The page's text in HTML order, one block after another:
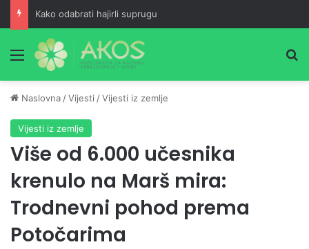
Kako odabrati hajirli suprugu
Meni
Naslovna /Vijesti /Vijesti iz zemlje
Vijesti iz zemlje
Više od 6.000 učesnika
krenulo na Marš mira:
Trodnevni pohod prema
Potočarima